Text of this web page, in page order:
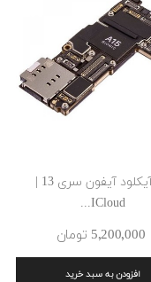
برد آیکلود آیفون سری 13 |
ICloud...
5٬200٬000 ‎تومان
افزودن به سبد خرید